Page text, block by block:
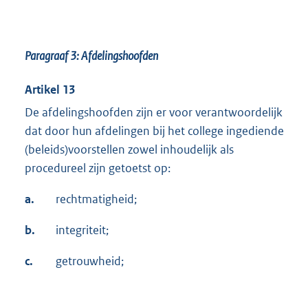
Paragraaf 3: Afdelingshoofden
Artikel 13
De afdelingshoofden zijn er voor verantwoordelijk
dat door hun afdelingen bij het college ingediende
(beleids)voorstellen zowel inhoudelijk als
procedureel zijn getoetst op:
a. rechtmatigheid;
b. integriteit;
c. getrouwheid;